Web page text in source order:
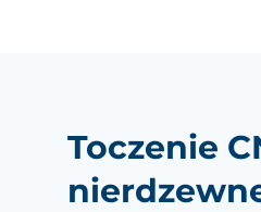
Toczenie